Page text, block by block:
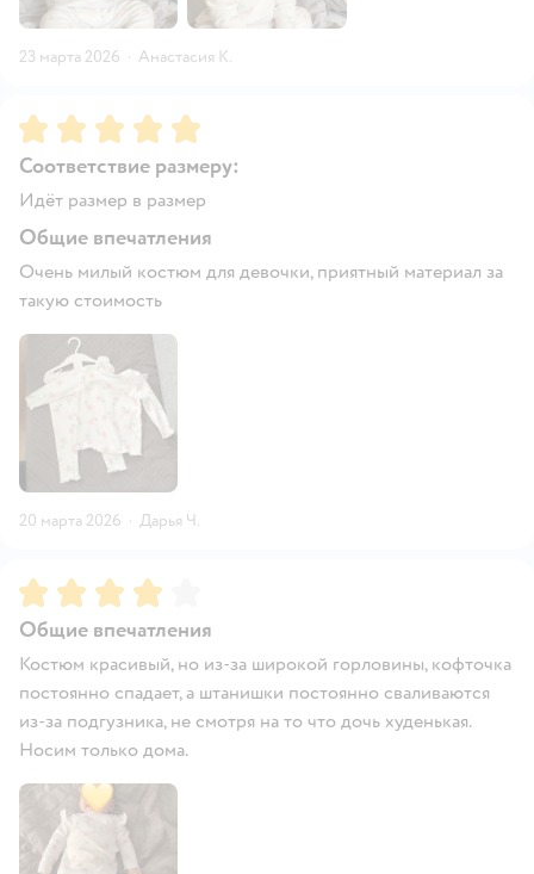
23 марта 2026 · Анастасия К.
Рейтинг:5
Соответствие размеру:
Идёт размер в размер
Общие впечатления
Очень милый костюм для девочки, приятный материал за
такую стоимость
20 марта 2026 · Дарья Ч.
Рейтинг:4
Общие впечатления
Костюм красивый, но из-за широкой горловины, кофточка
постоянно спадает, а штанишки постоянно сваливаются
из-за подгузника, не смотря на то что дочь худенькая.
Носим только дома.